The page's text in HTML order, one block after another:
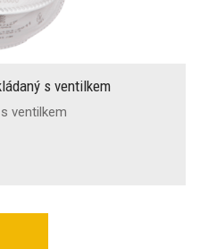
s ventilkem
ventilkem